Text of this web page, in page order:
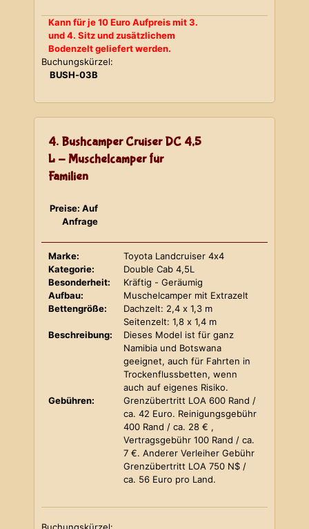
Kann für je 10 Euro Aufpreis mit 3.
und 4. Sitz und zusätzlichem
Bodenzelt geliefert werden.
Buchungskürzel:
BUSH-03B
4. Bushcamper Cruiser DC 4,5
L - Muschelcamper für
Familien
Preise: Auf
Anfrage
Marke:
Toyota Landcruiser 4x4
Kategorie:
Double Cab 4,5L
Besonderheit:
Kräftig - Geräumig
Aufbau:
Muschelcamper mit Extrazelt
Bettengröße:
Dachzelt: 2,4 x 1,3 m
Seitenzelt: 1,8 x 1,4 m
Beschreibung:
Dieses Model ist für ganz
Namibia und Botswana
geeignet, auch für Fahrten in
Trockenflussbetten, wenn
auch auf eigenes Risiko.
Gebühren:
Grenzübertritt LOA 600 Rand /
ca. 42 Euro. Reinigungsgebühr
400 Rand / ca. 28 € ,
Vertragsgebühr 100 Rand / ca.
7 €. Anderer Verleiher Gebühr
Grenzübertritt LOA 750 N$ /
ca. 56 Euro pro Land.